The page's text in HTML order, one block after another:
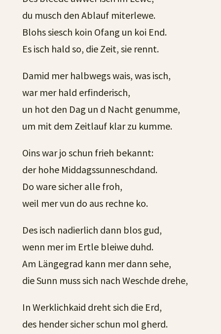
du musch den Ablauf miterlewe.
Blohs siesch koin Ofang un koi End.
Es isch hald so, die Zeit, sie rennt.
Damid mer halbwegs wais, was isch,
war mer hald erfinderisch,
un hot den Dag un d Nacht genumme,
um mit dem Zeitlauf klar zu kumme.
Oins war jo schun frieh bekannt:
der hohe Middagssunneschdand.
Do ware sicher alle froh,
weil mer vun do aus rechne ko.
Des isch nadierlich dann blos gud,
wenn mer im Ertle bleiwe duhd.
Am Längegrad kann mer dann sehe,
die Sunn muss sich nach Weschde drehe,
In Werklichkaid dreht sich die Erd,
des hender sicher schun mol gherd.